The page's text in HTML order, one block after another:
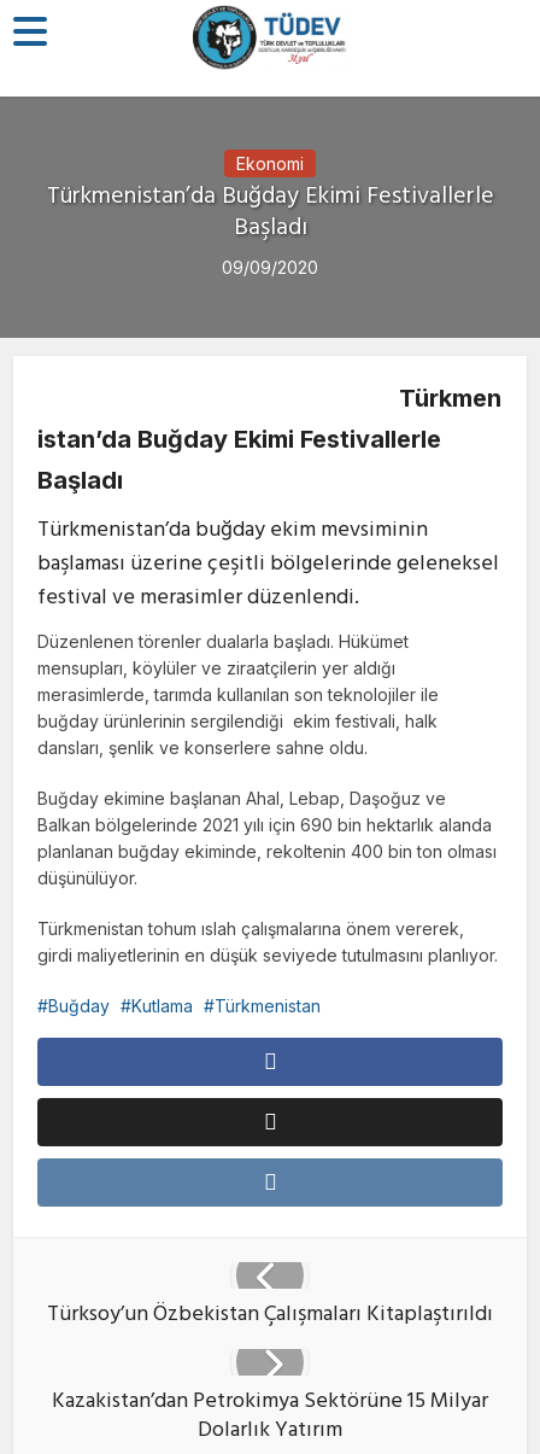
Ekonomi
Türkmenistan’da Buğday Ekimi Festivallerle
Başladı
09/09/2020
Türkmen
istan’da Buğday Ekimi Festivallerle
Başladı
Türkmenistan’da buğday ekim mevsiminin
başlaması üzerine çeşitli bölgelerinde geleneksel
festival ve merasimler düzenlendi.
Düzenlenen törenler dualarla başladı. Hükümet
mensupları, köylüler ve ziraatçilerin yer aldığı
merasimlerde, tarımda kullanılan son teknolojiler ile
buğday ürünlerinin sergilendiği ekim festivali, halk
dansları, şenlik ve konserlere sahne oldu.
Buğday ekimine başlanan Ahal, Lebap, Daşoğuz ve
Balkan bölgelerinde 2021 yılı için 690 bin hektarlık alanda
planlanan buğday ekiminde, rekoltenin 400 bin ton olması
düşünülüyor.
Türkmenistan tohum ıslah çalışmalarına önem vererek,
girdi maliyetlerinin en düşük seviyede tutulmasını planlıyor.
Buğday Kutlama Türkmenistan
Türksoy’un Özbekistan Çalışmaları Kitaplaştırıldı
Kazakistan’dan Petrokimya Sektörüne 15 Milyar
Dolarlık Yatırım